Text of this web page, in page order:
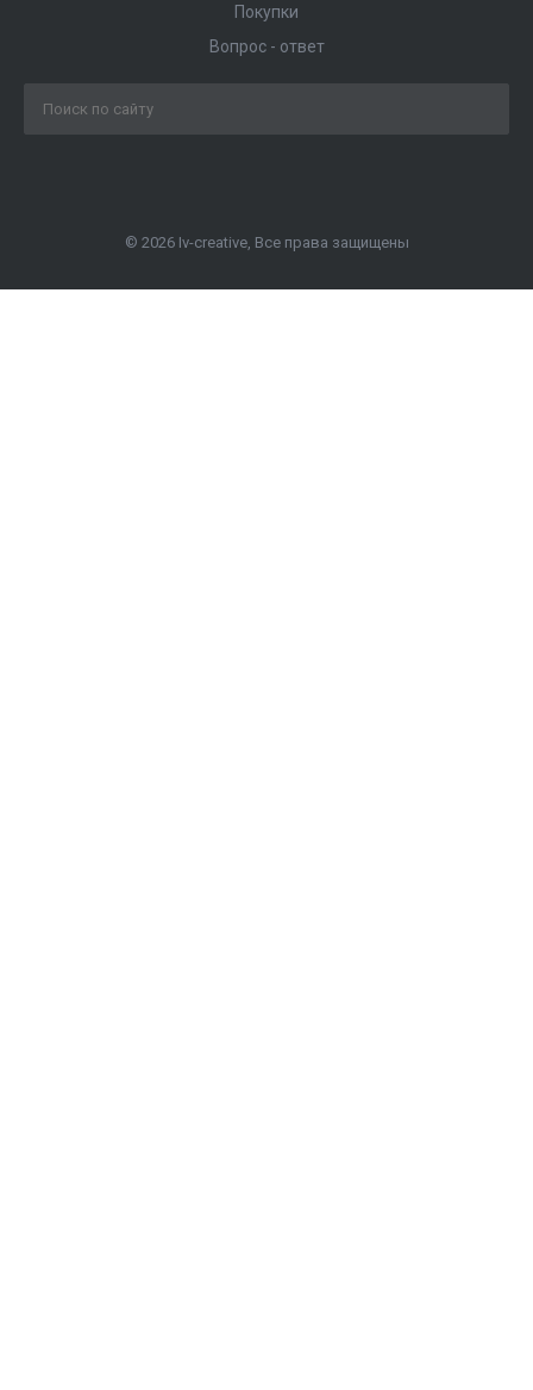
Покупки
Вопрос - ответ
© 2026 Iv-creative, Все права защищены